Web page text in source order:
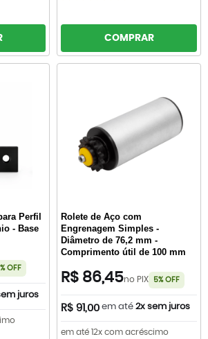
COMPRAR
Perfil
- Base
OFF
juros
Rolete de Aço com
Engrenagem Simples -
Diâmetro de 76,2 mm -
Comprimento útil de 100 mm
R$ 86,45no PIX 5% OFF
R$ 91,00 em até 2x sem juros
em até 12x com acréscimo